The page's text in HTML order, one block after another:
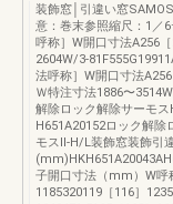
装飾窓│引違い窓
意：巻末参照縮尺：1／
呼称］W開口寸法A256
2604W/3-
法呼称］W開口寸法
Ｗ特注寸法1886〜
解除ロック解除サーモ
H651A20152ロック解除
モスⅡ-H/L装飾窓装飾引
子開口寸法（mm）W呼
1185320119［116］